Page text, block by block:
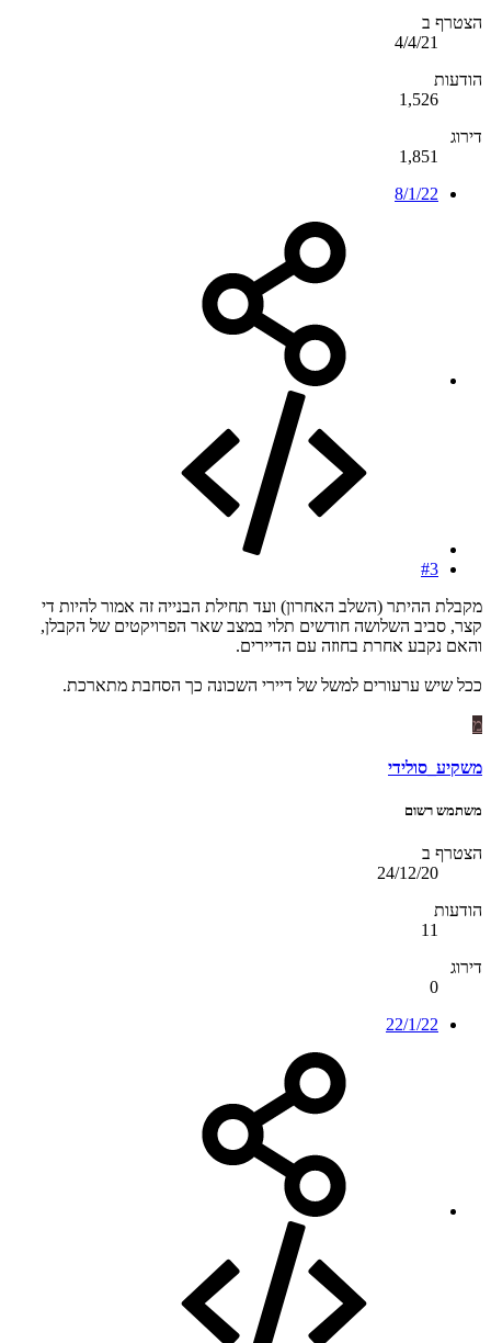
הצטרף ב
4/4/21
הודעות
1,526
דירוג
1,851
8/1/22
#3
מקבלת ההיתר (השלב האחרון) ועד תחילת הבנייה זה אמור להיות די
קצר, סביב השלושה חודשים תלוי במצב שאר הפרויקטים של הקבלן,
והאם נקבע אחרת בחוזה עם הדיירים.
ככל שיש ערעורים למשל של דיירי השכונה כך הסחבת מתארכת.
מ
משקיע_סולידי
משתמש רשום
הצטרף ב
24/12/20
הודעות
11
דירוג
0
22/1/22